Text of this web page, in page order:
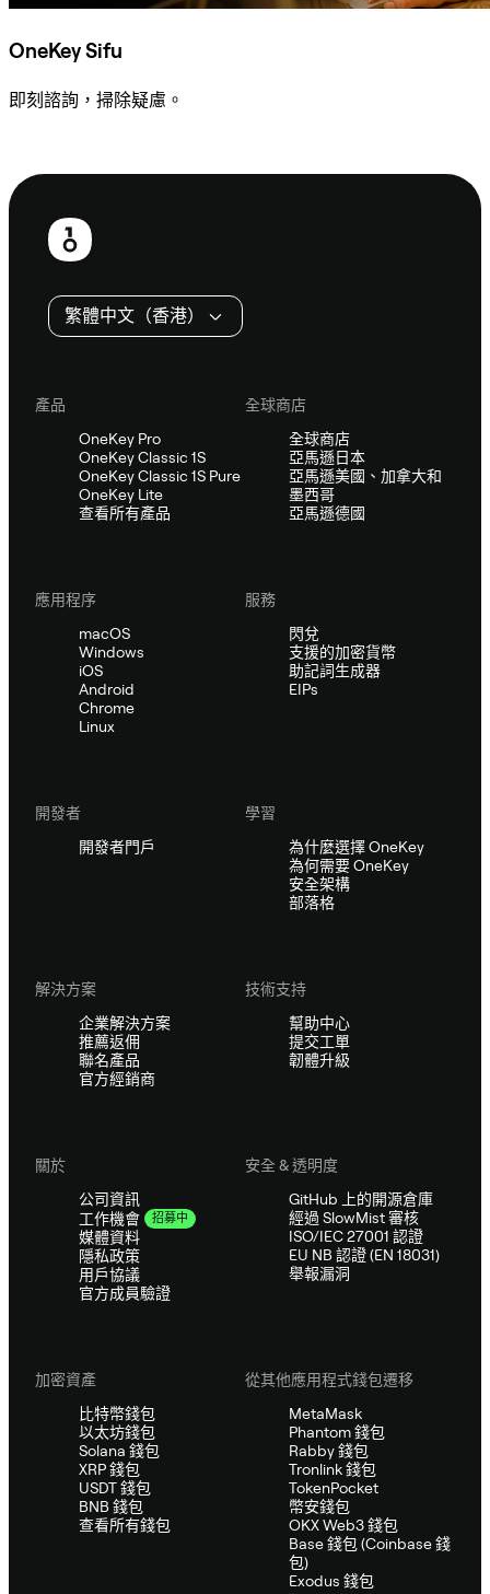
OneKey Sifu
即刻諮詢，掃除疑慮。
頁
繁體中文（香港）
產品
OneKey Pro
OneKey Classic 1S
OneKey Classic 1S Pure
OneKey Lite
查看所有產品
全球商店
全球商店
亞馬遜日本
亞馬遜美國、加拿大和
墨西哥
亞馬遜德國
應用程序
macOS
Windows
iOS
Android
Chrome
Linux
服務
閃兌
支援的加密貨幣
助記詞生成器
EIPs
開發者
開發者門戶
學習
為什麼選擇 OneKey
為何需要 OneKey
安全架構
部落格
解決方案
企業解決方案
推薦返佣
聯名產品
官方經銷商
技術支持
幫助中心
提交工單
韌體升級
關於
公司資訊
工作機會
招募中
媒體資料
隱私政策
用戶協議
官方成員驗證
安全 & 透明度
GitHub 上的開源倉庫
經過 SlowMist 審核
ISO/IEC 27001 認證
EU NB 認證 (EN 18031)
舉報漏洞
加密資產
比特幣錢包
以太坊錢包
Solana 錢包
XRP 錢包
USDT 錢包
BNB 錢包
查看所有錢包
從其他應用程式錢包遷移
MetaMask
Phantom 錢包
Rabby 錢包
Tronlink 錢包
TokenPocket
幣安錢包
OKX Web3 錢包
Base 錢包 (Coinbase 錢
包)
Exodus 錢包